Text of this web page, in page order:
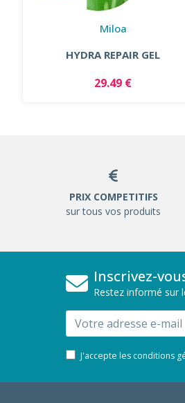
Miloa
HYDRA REPAIR GEL
29.49 €
PRIX COMPETITIFS
sur tous vos produits
Inscrivez-
Restez informé sur
Email
J'accepte les conditions